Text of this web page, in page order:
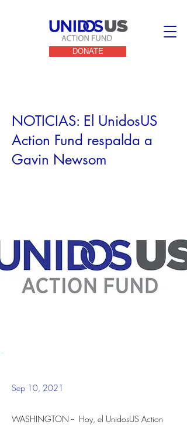
DONATE
NOTICIAS: El UnidosUS
Action Fund respalda a
Gavin Newsom
Sep 10, 2021
WASHINGTON -- Hoy, el UnidosUS Action